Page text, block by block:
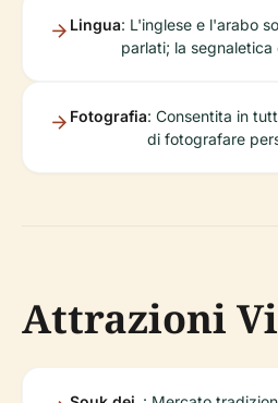
Lingua: L'inglese e l'arabo
parlati; la segnaletica
Fotografia: Consentita in
di fotografare
Attrazioni